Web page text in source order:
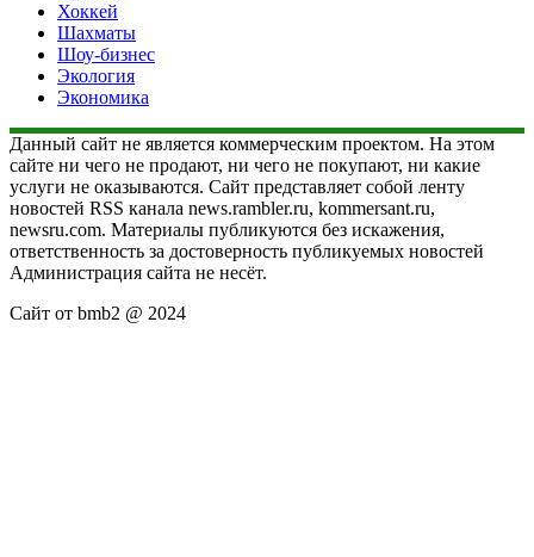
Хоккей
Шахматы
Шоу-бизнес
Экология
Экономика
Данный сайт не является коммерческим проектом. На этом
сайте ни чего не продают, ни чего не покупают, ни какие
услуги не оказываются. Сайт представляет собой ленту
новостей RSS канала news.rambler.ru, kommersant.ru,
newsru.com. Материалы публикуются без искажения,
ответственность за достоверность публикуемых новостей
Администрация сайта не несёт.
Сайт от bmb2 @ 2024